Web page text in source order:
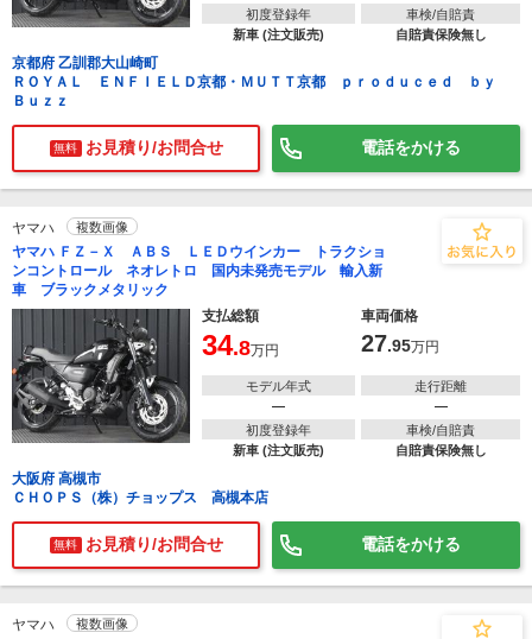
初度登録年
新車 (注文販売)
車検/自賠責
自賠責保険無し
京都府 乙訓郡大山崎町
ＲＯＹＡＬ ＥＮＦＩＥＬＤ京都・ＭＵＴＴ京都 ｐｒｏｄｕｃｅｄ ｂｙ
Ｂｕｚｚ
無料 お見積り/お問合せ 電話をかける
ヤマハ 複数画像
ヤマハ ＦＺ－Ｘ ＡＢＳ ＬＥＤウインカー トラクショ
ンコントロール ネオレトロ 国内未発売モデル 輸入新
車 ブラックメタリック
支払総額
車両価格
34.8万円 27.95万円
モデル年式
―
走行距離
―
初度登録年
新車 (注文販売)
車検/自賠責
自賠責保険無し
大阪府 高槻市
ＣＨＯＰＳ（株）チョップス 高槻本店
無料 お見積り/お問合せ 電話をかける
ヤマハ 複数画像